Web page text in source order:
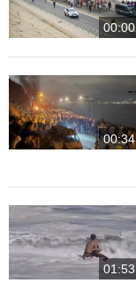
00:00
00:34
01:53